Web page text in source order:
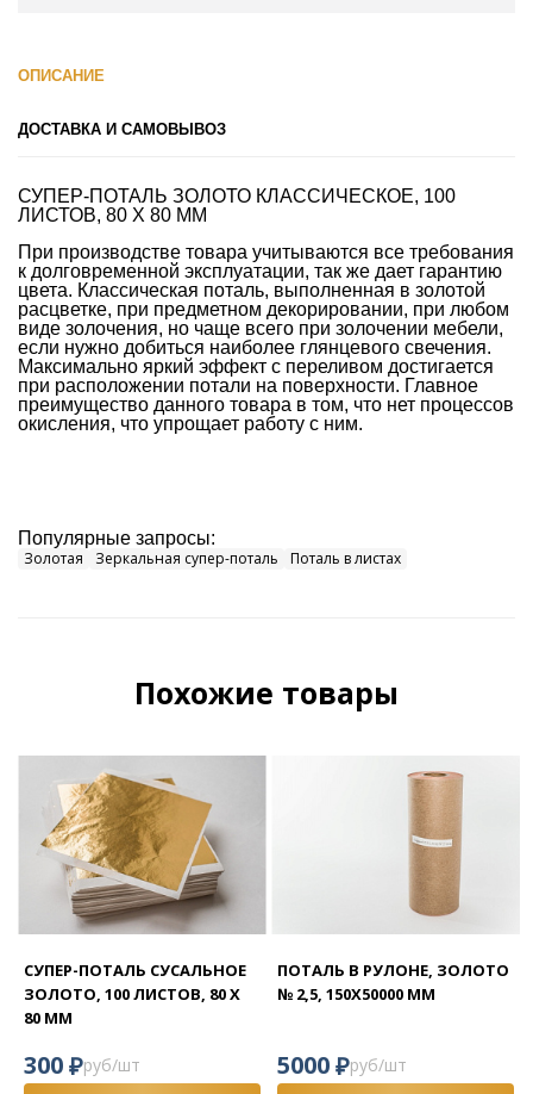
ОПИСАНИЕ
ДОСТАВКА И САМОВЫВОЗ
СУПЕР-ПОТАЛЬ ЗОЛОТО КЛАССИЧЕСКОЕ, 100
ЛИСТОВ, 80 Х 80 ММ
При производстве товара учитываются все требования
к долговременной эксплуатации, так же дает гарантию
цвета. Классическая поталь, выполненная в золотой
расцветке, при предметном декорировании, при любом
виде золочения, но чаще всего при золочении мебели,
если нужно добиться наиболее глянцевого свечения.
Максимально яркий эффект с переливом достигается
при расположении потали на поверхности. Главное
преимущество данного товара в том, что нет процессов
окисления, что упрощает работу с ним.
Популярные запросы:
Золотая
Зеркальная супер-поталь Поталь в листах
Похожие товары
СУПЕР-ПОТАЛЬ СУСАЛЬНОЕ
ЗОЛОТО, 100 ЛИСТОВ, 80 Х
80 ММ
300₽руб/шт
ПОТАЛЬ В РУЛОНЕ, ЗОЛОТО
№ 2,5, 150Х50000 ММ
5000₽руб/шт